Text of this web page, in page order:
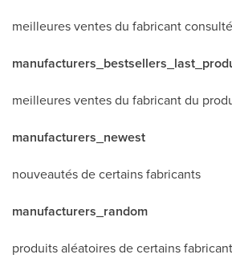
meilleures ventes du fabricant consulté
meilleures ventes du fabricant du
manufacturers_newest
nouveautés de certains fabricants
manufacturers_random
produits aléatoires de certains